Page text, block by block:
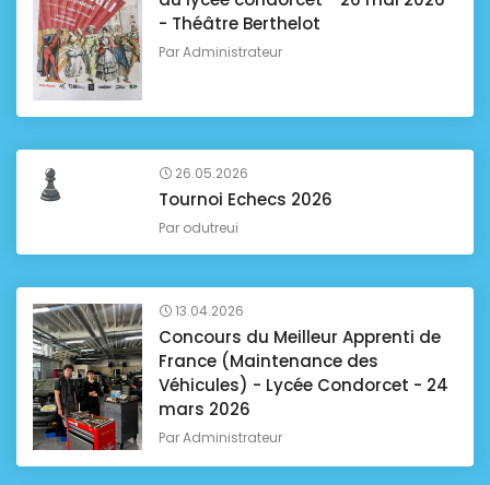
- Théâtre Berthelot
ParAdministrateur
26.05.2026
Tournoi Echecs 2026
Par odutreui
13.04.2026
Concours du Meilleur Apprenti de
France (Maintenance des
Véhicules) - Lycée Condorcet - 24
mars 2026
ParAdministrateur